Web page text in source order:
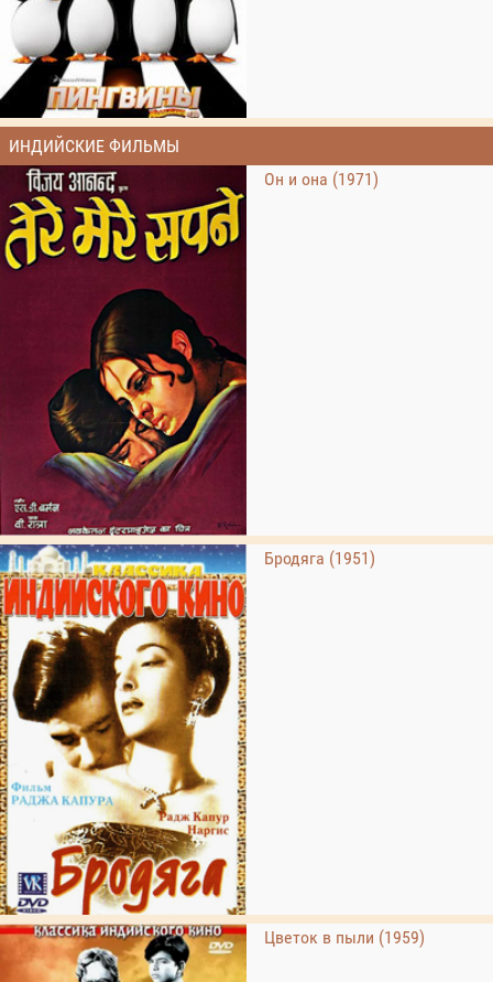
ИНДИЙСКИЕ ФИЛЬМЫ
Он и она (1971)
Бродяга (1951)
Цветок в пыли (1959)